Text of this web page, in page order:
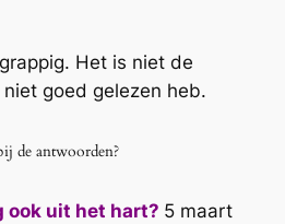
Het is niet de
goed gelezen heb.
de antwoorden?
ook uit het hart? 5 maart